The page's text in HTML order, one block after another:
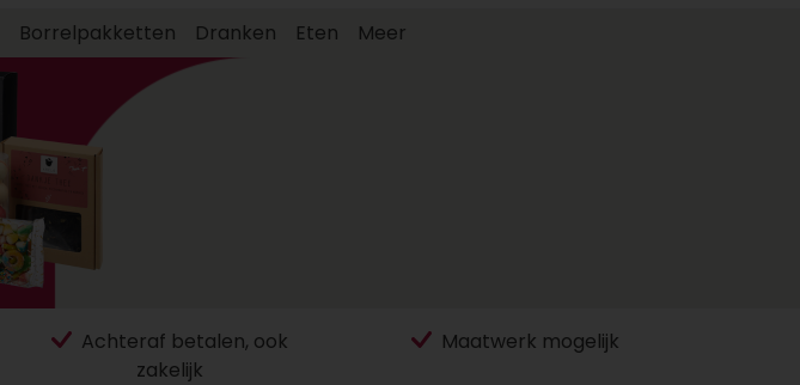
Borrelpakketten Dranken Eten Meer
Achteraf betalen, ook
zakelijk
Maatwerk mogelijk